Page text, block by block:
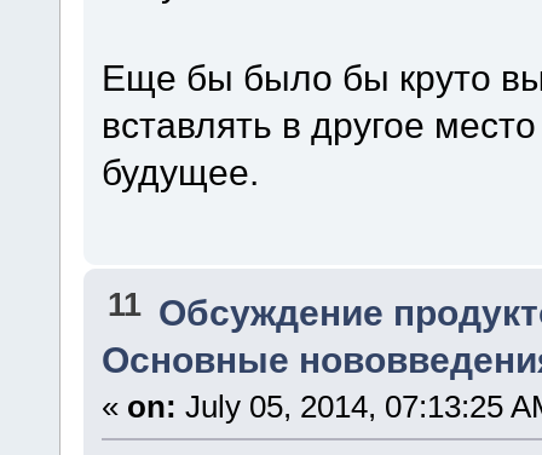
Еще бы было бы круто
вставлять в другое
будущее.
11 Обсуждение
Основные
« on: July 05, 2014, 07:13:25